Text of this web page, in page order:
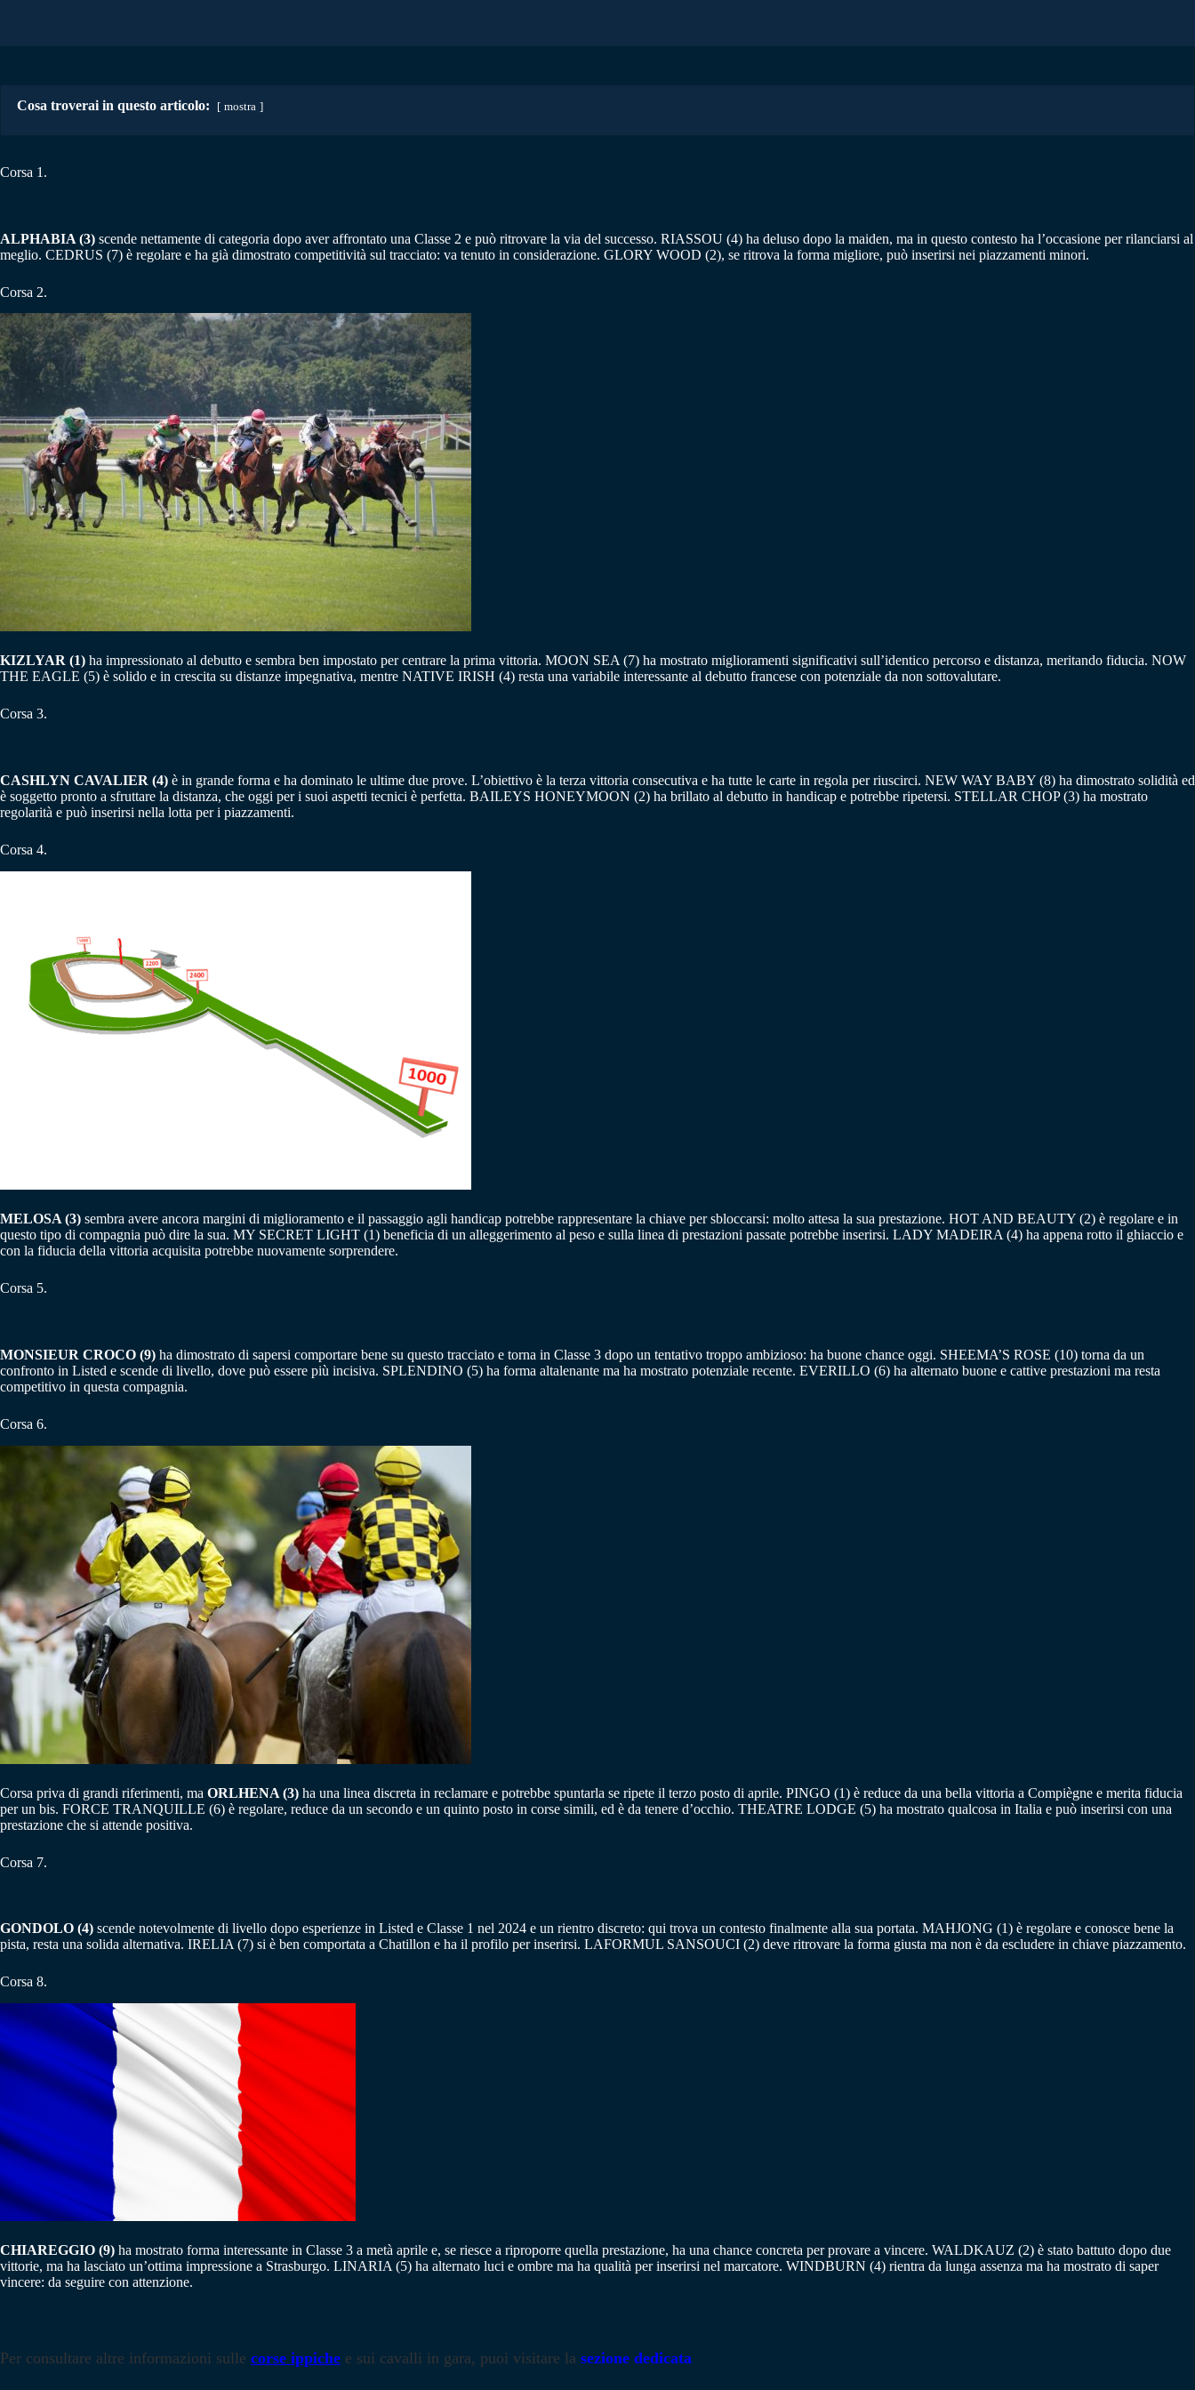
Cosa troverai in questo articolo: mostra
Corsa 1.
ALPHABIA (3) scende nettamente di categoria dopo aver affrontato una Classe 2 e può ritrovare la via del successo. RIASSOU (4) ha deluso dopo la maiden, ma in questo contesto ha l’occasione per rilanciarsi al
meglio. CEDRUS (7) è regolare e ha già dimostrato competitività sul tracciato: va tenuto in considerazione. GLORY WOOD (2), se ritrova la forma migliore, può inserirsi nei piazzamenti minori.
Corsa 2.
KIZLYAR (1) ha impressionato al debutto e sembra ben impostato per centrare la prima vittoria. MOON SEA (7) ha mostrato miglioramenti significativi sull’identico percorso e distanza, meritando fiducia. NOW
THE EAGLE (5) è solido e in crescita su distanze impegnativa, mentre NATIVE IRISH (4) resta una variabile interessante al debutto francese con potenziale da non sottovalutare.
Corsa 3.
CASHLYN CAVALIER (4) è in grande forma e ha dominato le ultime due prove. L’obiettivo è la terza vittoria consecutiva e ha tutte le carte in regola per riuscirci. NEW WAY BABY (8) ha dimostrato solidità ed
è soggetto pronto a sfruttare la distanza, che oggi per i suoi aspetti tecnici è perfetta. BAILEYS HONEYMOON (2) ha brillato al debutto in handicap e potrebbe ripetersi. STELLAR CHOP (3) ha mostrato
regolarità e può inserirsi nella lotta per i piazzamenti.
Corsa 4.
MELOSA (3) sembra avere ancora margini di miglioramento e il passaggio agli handicap potrebbe rappresentare la chiave per sbloccarsi: molto attesa la sua prestazione. HOT AND BEAUTY (2) è regolare e in
questo tipo di compagnia può dire la sua. MY SECRET LIGHT (1) beneficia di un alleggerimento al peso e sulla linea di prestazioni passate potrebbe inserirsi. LADY MADEIRA (4) ha appena rotto il ghiaccio e
con la fiducia della vittoria acquisita potrebbe nuovamente sorprendere.
Corsa 5.
MONSIEUR CROCO (9) ha dimostrato di sapersi comportare bene su questo tracciato e torna in Classe 3 dopo un tentativo troppo ambizioso: ha buone chance oggi. SHEEMA’S ROSE (10) torna da un
confronto in Listed e scende di livello, dove può essere più incisiva. SPLENDINO (5) ha forma altalenante ma ha mostrato potenziale recente. EVERILLO (6) ha alternato buone e cattive prestazioni ma resta
competitivo in questa compagnia.
Corsa 6.
Corsa priva di grandi riferimenti, ma ORLHENA (3) ha una linea discreta in reclamare e potrebbe spuntarla se ripete il terzo posto di aprile. PINGO (1) è reduce da una bella vittoria a Compiègne e merita fiducia
per un bis. FORCE TRANQUILLE (6) è regolare, reduce da un secondo e un quinto posto in corse simili, ed è da tenere d’occhio. THEATRE LODGE (5) ha mostrato qualcosa in Italia e può inserirsi con una
prestazione che si attende positiva.
Corsa 7.
GONDOLO (4) scende notevolmente di livello dopo esperienze in Listed e Classe 1 nel 2024 e un rientro discreto: qui trova un contesto finalmente alla sua portata. MAHJONG (1) è regolare e conosce bene la
pista, resta una solida alternativa. IRELIA (7) si è ben comportata a Chatillon e ha il profilo per inserirsi. LAFORMUL SANSOUCI (2) deve ritrovare la forma giusta ma non è da escludere in chiave piazzamento.
Corsa 8.
CHIAREGGIO (9) ha mostrato forma interessante in Classe 3 a metà aprile e, se riesce a riproporre quella prestazione, ha una chance concreta per provare a vincere. WALDKAUZ (2) è stato battuto dopo due
vittorie, ma ha lasciato un’ottima impressione a Strasburgo. LINARIA (5) ha alternato luci e ombre ma ha qualità per inserirsi nel marcatore. WINDBURN (4) rientra da lunga assenza ma ha mostrato di saper
vincere: da seguire con attenzione.
Per consultare altre informazioni sulle corse ippiche e sui cavalli in gara, puoi visitare la sezione dedicata